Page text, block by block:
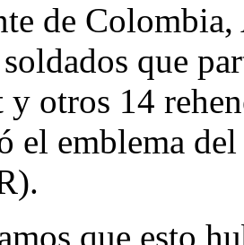
de
que
otros 14
emblema
que esto